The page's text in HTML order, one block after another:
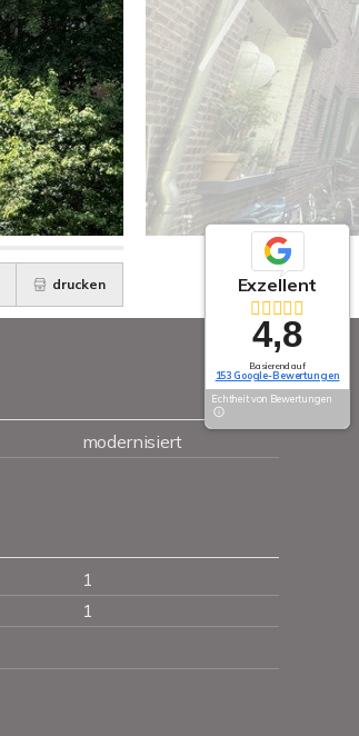
drucken
modernisiert
1
1
Exzellent
4,8
Basierend auf
153 Google-Bewertungen
Echtheit von Bewertungen